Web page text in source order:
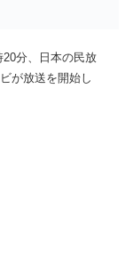
20分、日本の民放
が放送を開始し